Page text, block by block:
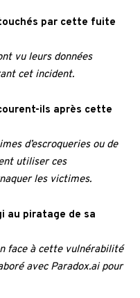
par cette fuite
vu leurs données
cet incident.
ils après cette
d’escroqueries ou de
utiliser ces
les victimes.
au piratage de sa
face à cette vulnérabilité
avec Paradox.ai pour